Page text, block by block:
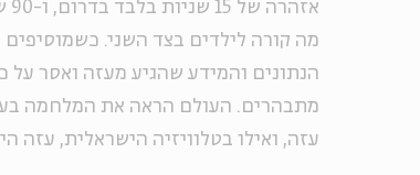
מה קורה לילדים בצד השני.
הנתונים והמידע שהגיע מעזה ואסר על
מתבהרים. העולם הראה את המלחמה
עזה, ואילו בטלוויזיה הישראלית, עזה